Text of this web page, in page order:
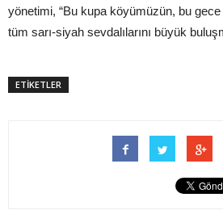
yönetimi, “Bu kupa köyümüzün, bu gece
tüm sarı-siyah sevdalılarını büyük
ETİKETLER